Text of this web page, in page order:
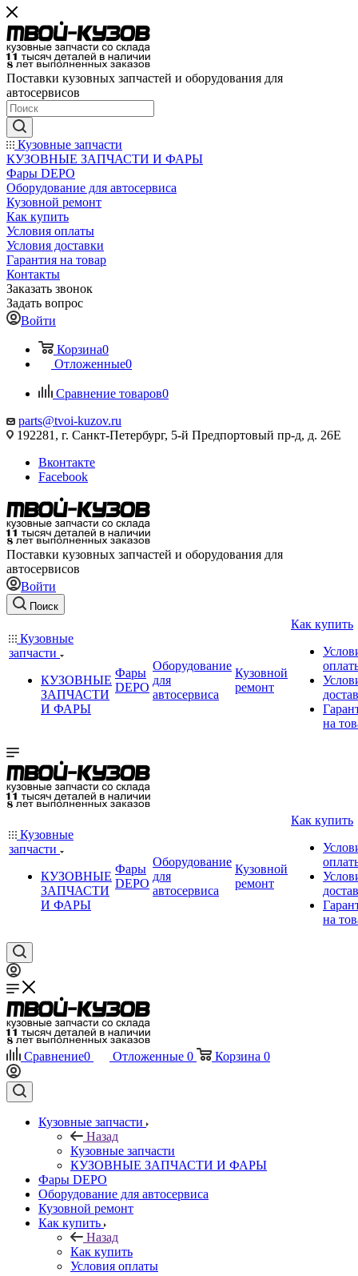
Поставки кузовных запчастей и оборудования для
автосервисов
Кузовные запчасти
КУЗОВНЫЕ ЗАПЧАСТИ И ФАРЫ
Фары DEPO
Оборудование для автосервиса
Кузовной ремонт
Как купить
Условия оплаты
Условия доставки
Гарантия на товар
Контакты
Заказать звонок
Задать вопрос
Войти
Корзина0
Отложенные0
Сравнение товаров0
parts@tvoi-kuzov.ru
192281, г. Санкт-Петербург, 5-й Предпортовый пр-д, д. 26Е
Вконтакте
Facebook
Поставки кузовных запчастей и оборудования для
автосервисов
Войти
Поиск
Кузовные
запчасти
КУЗОВНЫЕ
ЗАПЧАСТИ
И ФАРЫ
Фары
DEPO
Оборудование
для
автосервиса
Кузовной
ремонт
Как купить
на
Кузовные
запчасти
КУЗОВНЫЕ
ЗАПЧАСТИ
И ФАРЫ
Фары
DEPO
Оборудование
для
автосервиса
Кузовной
ремонт
Как купить
на
Сравнение0 Отложенные 0 Корзина 0
Кузовные запчасти
Назад
Кузовные запчасти
КУЗОВНЫЕ ЗАПЧАСТИ И ФАРЫ
Фары DEPO
Оборудование для автосервиса
Кузовной ремонт
Как купить
Назад
Как купить
Условия оплаты